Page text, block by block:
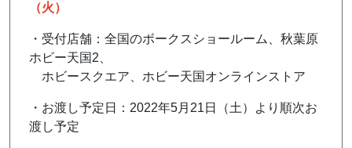
（火）
・受付店舗：全国のボークスショールーム、秋葉原
ホビー天国2、
ホビースクエア、ホビー天国オンラインストア
・お渡し予定日：2022年5月21日（土 ）より順次お
渡し予定